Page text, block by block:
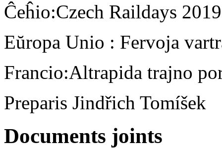
Ĉeĥio:Czech Raildays
Eŭropa Unio : Fervoja
Francio:Altrapida trajno
Preparis Jindřich Tomíšek
Documents joints